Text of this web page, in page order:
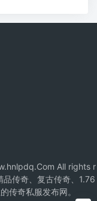
All rights r
传奇、复古传奇、1.76
传奇私服发布网。